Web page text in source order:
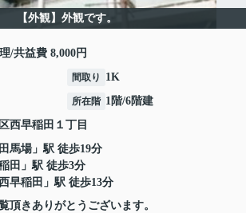
【外観】外観です。
/共益費 8,000円
間取り 1K
所在階 1階/6階建
西早稲田 １丁目
馬場」駅 徒歩19分
田 」駅 徒歩3分
早稲田 」駅 徒歩13分
頂きありがとうございます。